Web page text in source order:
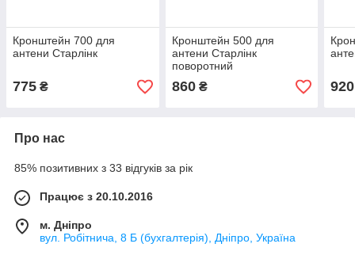
Кронштейн 700 для
антени Старлінк
775 ₴
Кронштейн 500 для
антени Старлінк
поворотний
860₴ 920
Про нас
85% позитивних з 33 відгуків за рік
Працює з 20.10.2016
м. Дніпро
вул. Робітнича, 8 Б (бухгалтерія), Дніпро, Україна